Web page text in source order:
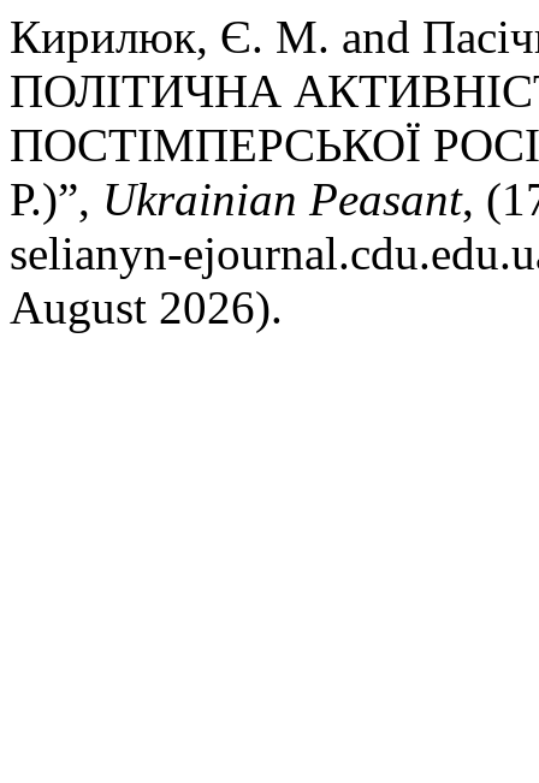
Кирилюк, Є. М. and
ПОЛІТИЧНА
ПОСТІМПЕРСЬКОЇ
Р.)”, Ukrainian Peasant,
selianyn-
August 2026).